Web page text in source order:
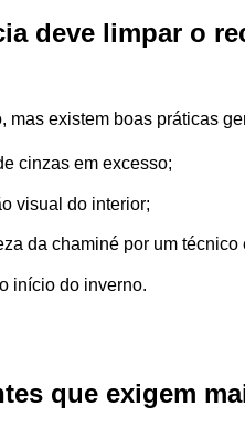
deve limpar o
mas existem boas práticas
cinzas em excesso;
visual do interior;
da chaminé por um técnico
início do inverno.
que exigem